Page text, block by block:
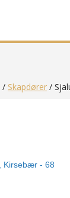
/ Skapdører /